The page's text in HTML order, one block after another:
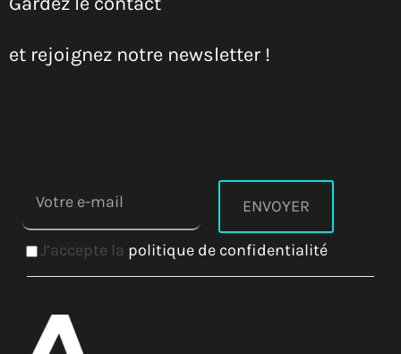
et rejoignez notre newsletter !
J’accepte la politique de confidentialité